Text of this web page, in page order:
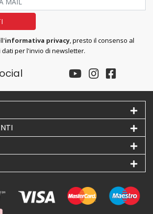
informativa privacy , presto il consenso al
per l'invio di newsletter.